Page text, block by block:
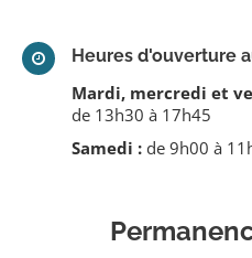
Heures d'ouverture
Mardi, mercredi et
de 13h30 à 17h45
Samedi : de 9h00 à